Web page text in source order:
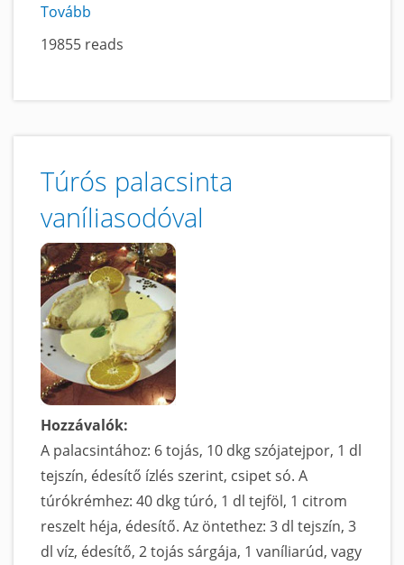
Tovább
Mandulás
című
19855 reads
Túrós palacsinta
vaníliasodóval
Hozzávalók:
A palacsintához: 6 tojás, 10 dkg szójatejpor, 1 dl
tejszín, édesítő ízlés szerint, csipet só. A
túrókrémhez: 40 dkg túró, 1 dl tejföl, 1 citrom
reszelt héja, édesítő. Az öntethez: 3 dl tejszín, 3
dl víz, édesítő, 2 tojás sárgája, 1 vaníliarúd, vagy